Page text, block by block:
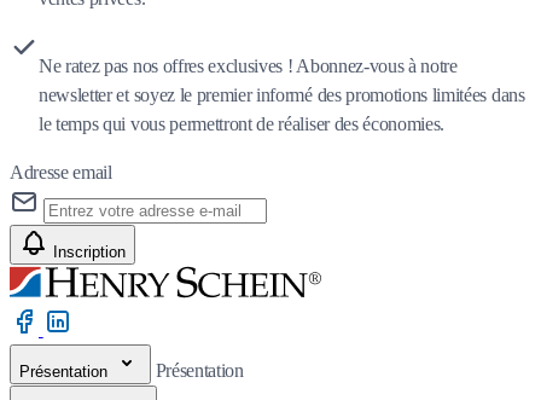
Ne ratez pas nos offres exclusives ! Abonnez-vous à notre
newsletter et soyez le premier informé des promotions limitées dans
le temps qui vous permettront de réaliser des économies.
Adresse email
Inscription
Présentation Présentation